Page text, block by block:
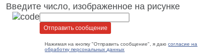
Введите число, изображенное на рисунке
Нажимая на кнопку "Отправить сообщение", я даюсогласие на
обработку персональных данных